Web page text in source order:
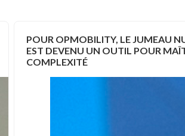
POUR OPMOBILITY, LE JUMEAU
EST DEVENU UN OUTIL POUR
COMPLEXITÉ